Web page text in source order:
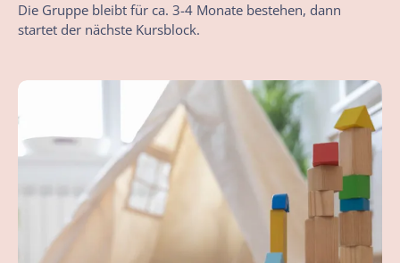
Die Gruppe bleibt für ca. 3-4 Monate bestehen, dann
startet der nächste Kursblock.